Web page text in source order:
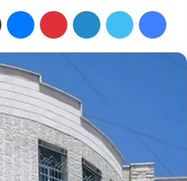
فيسبوك تويتر لينكدإن بينتيريست